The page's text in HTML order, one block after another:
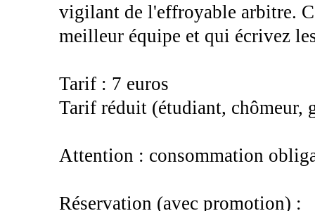
vigilant de l'effroyable arbitre.
meilleur équipe et qui écrivez
Tarif : 7 euros
Tarif réduit (étudiant, chômeur,
Attention : consommation
Réservation (avec promotion) :